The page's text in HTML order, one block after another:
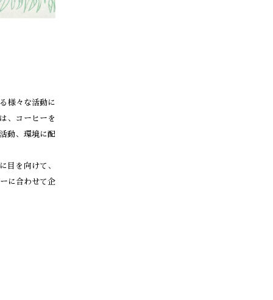
様々な活動に
、コーヒーを
動、環境に配
目を向けて、
に合わせて企